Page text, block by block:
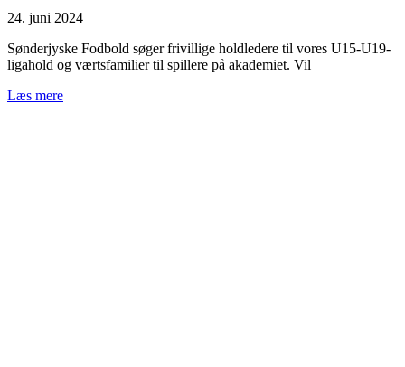
24. juni 2024
Sønderjyske Fodbold søger frivillige holdledere til vores U15-U19-
ligahold og værtsfamilier til spillere på akademiet. Vil
Læs mere